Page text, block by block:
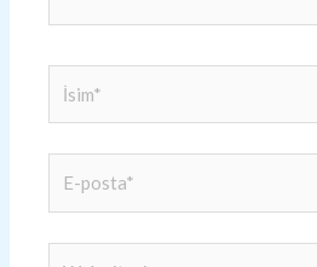
posta*